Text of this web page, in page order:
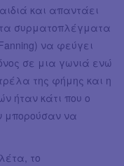
και απαντάει
τα συρματοπλέγματα
να φεύγει
σε μια γωνιά ενώ
της φήμης και η
ήταν κάτι που ο
μπορούσαν να
το